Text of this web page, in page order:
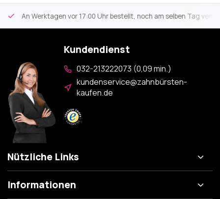
An Werktagen vor 17:00 Uhr bestellt, noch am selben Tag
Kundendienst
032-213222073 (0,09 min.)
kundenservice@zahnbürsten-
kaufen.de
Nützliche Links
Informationen